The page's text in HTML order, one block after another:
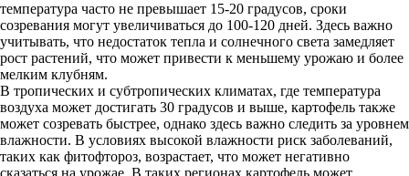
температура часто не превышает 15-20 градусов, сроки
созревания могут увеличиваться до 100-120 дней. Здесь важно
учитывать, что недостаток тепла и солнечного света замедляет
рост растений, что может привести к меньшему урожаю и более
мелким клубням.
В тропических и субтропических климатах, где температура
воздуха может достигать 30 градусов и выше, картофель также
может созревать быстрее, однако здесь важно следить за уровнем
влажности. В условиях высокой влажности риск заболеваний,
таких как фитофтороз, возрастает, что может негативно
сказаться на урожае. В таких регионах картофель может